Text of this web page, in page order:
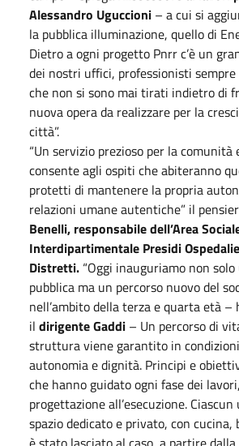
Alessandro Uguccioni – a cui si
la pubblica illuminazione, quello di
Dietro a ogni progetto Pnrr c’è un
dei nostri uffici, professionisti
che non si sono mai tirati indietro di
nuova opera da realizzare per la
città”.
“Un servizio prezioso per la
consente agli ospiti che abiteranno
protetti di mantenere la propria
relazioni umane autentiche” il
Benelli, responsabile dell’Area
Interdipartimentale Presidi
Distretti. “Oggi inauguriamo non solo
pubblica ma un percorso nuovo del
nell’ambito della terza e quarta età –
il dirigente Gaddi – Un percorso di
struttura viene garantito in
autonomia e dignità. Principi e
che hanno guidato ogni fase dei
progettazione all’esecuzione.
spazio dedicato e privato, con cucina,